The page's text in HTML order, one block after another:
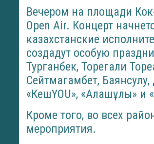
Вечером на площади
Open Air. Концерт
казахстанские
создадут особую
Турганбек, Торегали
Сейтмагамбет,
«КешYOU», «Алашұлы» и
Кроме того, во всех
мероприятия.